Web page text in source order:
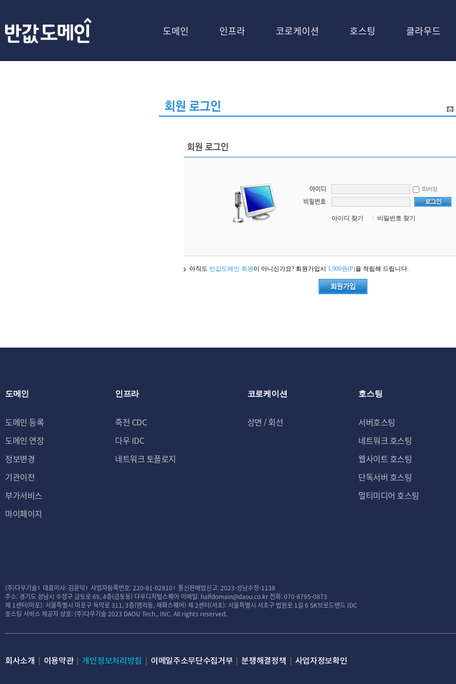
도메인 인프라 코로케이션 호스팅 클라우드
ID저장
아이디 찾기 비밀번호 찾기
아직도 반값도메인 회원 이 아니신가요? 회원가입시 1,000원(P)을 적립해 드립니다.
도메인
도메인 등록
도메인 연장
정보변경
기관이전
부가서비스
마이페이지
인프라
죽전 CDC
다우 IDC
네트워크 토플로지
코로케이션
상면 / 회선
호스팅
서버호스팅
네트워크 호스팅
웹사이트 호스팅
단독서버 호스팅
멀티미디어 호스팅
(주)다우기술 대표이사: 김윤덕 사업자등록번호: 220-81-02810
통신판매업신고: 2023-성남수정-1138
주소: 경기도 성남시 수정구 금토로 69, 4층(금토동) 다우디지털스퀘어 이메일: halfdomain@daou.co.kr 전화: 070-8795-0873
제 1센터(마포): 서울특별시 마포구 독막로 311, 3층(염리동, 재화스퀘어) 제 2센터(서초): 서울특별시 서초구 법원로 1길 6 SK브로드밴드 IDC
호스팅 서비스 제공자 상호: (주)다우기술2023 DAOU Tech., INC. All rights reserved.
회사소개 이용약관 개인정보처리방침 이메일주소무단수집거부 분쟁해결정책 사업자정보확인